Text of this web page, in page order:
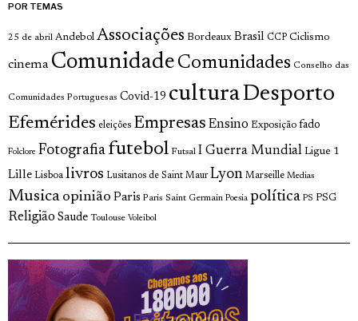
POR TEMAS
25 de abril Andebol Associações Bordeaux Brasil CCP Ciclismo
cinema Comunidade Comunidades Conselho das
Comunidades Portuguesas Covid-19 culturaDesporto
Efemérides eleições Empresas Ensino Exposição fado
Folclore Fotografia futebol Futsal I Guerra Mundial Ligue 1
Lille Lisboa livros Lusitanos de Saint Maur Lyon Marseille Medias
Musica opinião Paris Paris Saint Germain Poesia política PS PSG
Religião Saude Toulouse Voleibol